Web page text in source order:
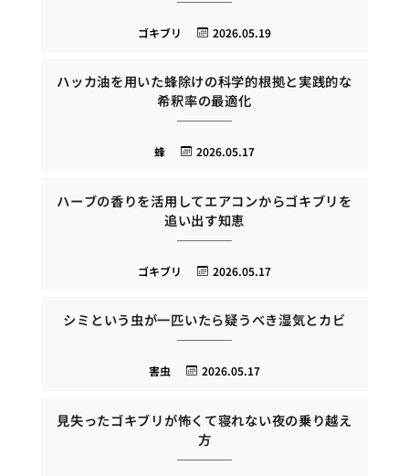
2026.05.19
ゴキブリ
ハッカ油を用いた蜂除けの科学的根拠と実践的な
希釈率の最適化
2026.05.17
蜂
ハーブの香りを活用してエアコンからゴキブリを
追い出す知恵
2026.05.17
ゴキブリ
シミという虫が一匹いたら疑うべき湿気とカビ
2026.05.17
害虫
見失ったゴキブリが怖くて寝れない夜の乗り越え
方